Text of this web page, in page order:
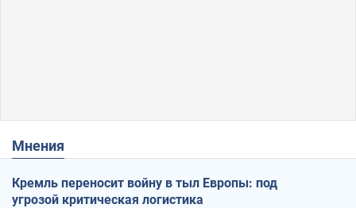
Мнения
Кремль переносит войну в тыл Европы: под
угрозой критическая логистика